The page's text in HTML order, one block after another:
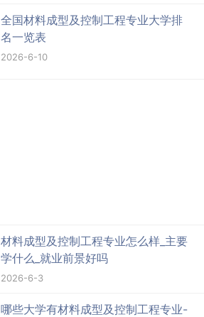
全国材料成型及控制工程专业大学排
名一览表
2026-6-10
材料成型及控制工程专业怎么样_主要
学什么_就业前景好吗
2026-6-3
哪些大学有材料成型及控制工程专业-